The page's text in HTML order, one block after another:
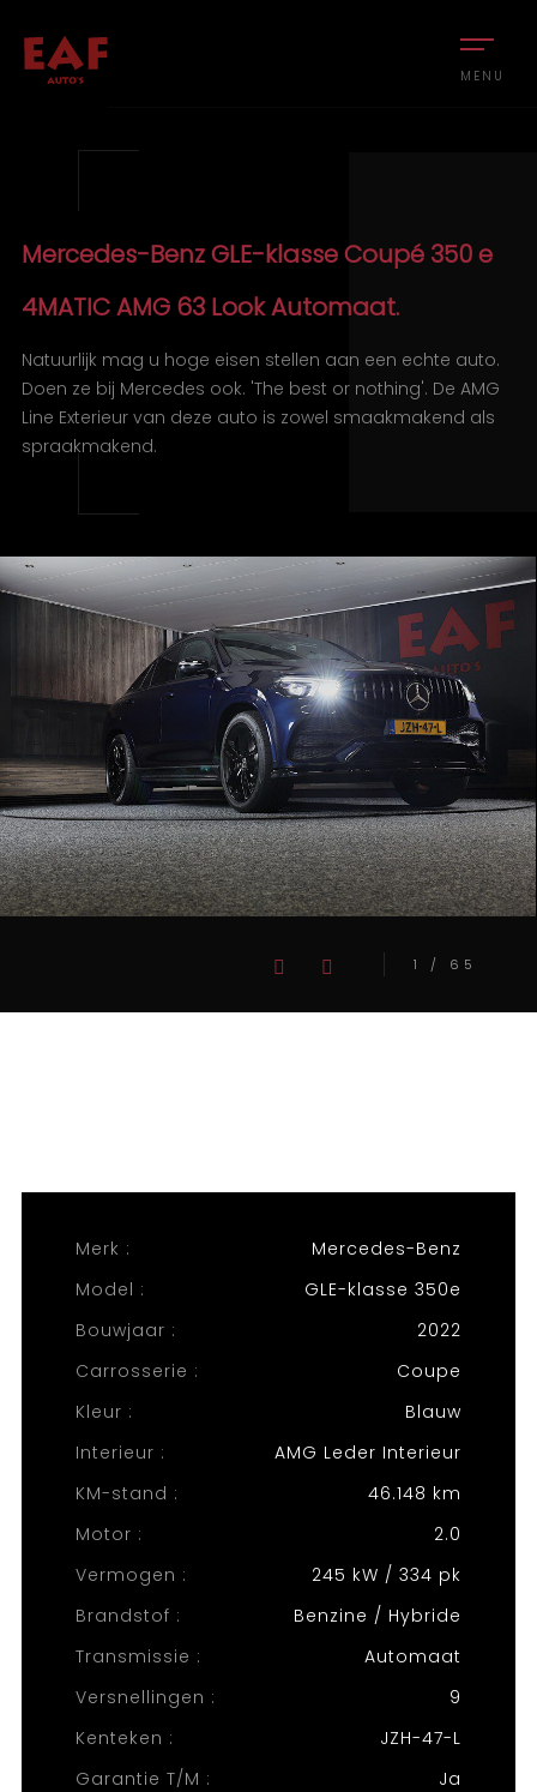
MENU
Mercedes-Benz GLE-klasse Coupé 350 e
4MATIC AMG 63 Look Automaat.
Natuurlijk mag u hoge eisen stellen aan een echte auto.
Doen ze bij Mercedes ook. 'The best or nothing'. De AMG
Line Exterieur van deze auto is zowel smaakmakend als
spraakmakend.
1 / 65
Merk :
Mercedes-Benz
Model :
GLE-klasse 350e
Bouwjaar :
2022
Carrosserie :
Coupe
Kleur :
Blauw
Interieur :
AMG Leder Interieur
KM-stand :
46.148 km
Motor :
2.0
Vermogen :
245 kW / 334 pk
Brandstof :
Benzine / Hybride
Transmissie :
Automaat
Versnellingen :
9
Kenteken :
JZH-47-L
Garantie T/M :
Ja